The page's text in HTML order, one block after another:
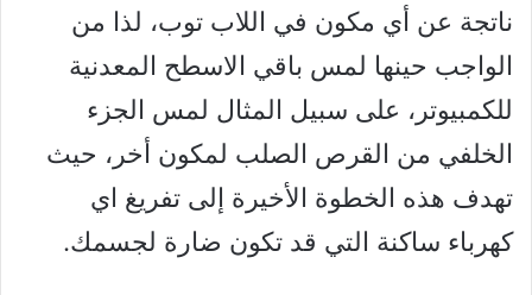
ناتجة عن أي مكون في اللاب توب، لذا من
الواجب حينها لمس باقي الاسطح المعدنية
للكمبيوتر، على سبيل المثال لمس الجزء
الخلفي من القرص الصلب لمكون أخر، حيث
تهدف هذه الخطوة الأخيرة إلى تفريغ اي
كهرباء ساكنة التي قد تكون ضارة لجسمك.